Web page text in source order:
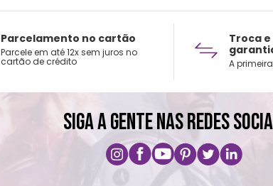
Parcelamento no cartão
Parcele em até 12x sem juros no
cartão de crédito
Troca
A
SIGA A GENTE NAS REDES